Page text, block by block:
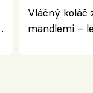
Vláčný koláč
mandlemi –